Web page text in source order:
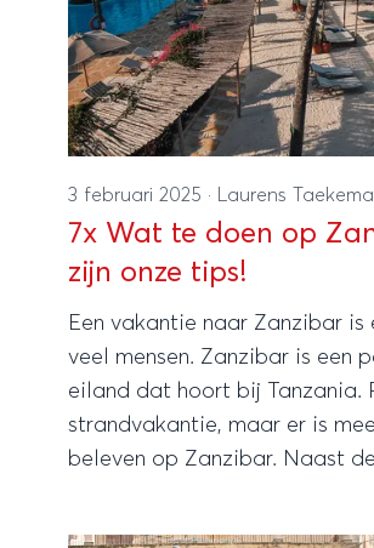
3 februari 2025 · Laurens Taekema
7x Wat te doen op
zijn onze tips!
Een vakantie naar Zanzibar is
veel mensen. Zanzibar is een
eiland dat hoort bij Tanzania.
strandvakantie, maar er is
beleven op Zanzibar. Naast